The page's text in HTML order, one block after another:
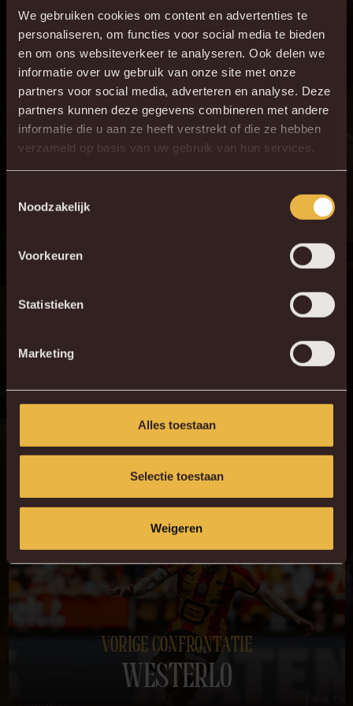
We gebruiken cookies om content en advertenties te
personaliseren, om functies voor social media te bieden
en om ons websiteverkeer te analyseren. Ook delen we
informatie over uw gebruik van onze site met onze
partners voor social media, adverteren en analyse. Deze
partners kunnen deze gegevens combineren met andere
informatie die u aan ze heeft verstrekt of die ze hebben
verzameld op basis van uw gebruik van hun services.
Noodzakelijk
Voorkeuren
Statistieken
Marketing
Alles toestaan
Selectie toestaan
Weigeren
29 B. Van den Eynden
21
77 P. Pflücke
17 R. Belghali
7 G. Hairemans
33 F. Hammar
20 L. Lauberbach
Vorige confrontatie
Op de 2e speeldag reisde KV Mechelen naar Westerlo voor
een moeilijke wedstrijd. Na een lastige eerste helft stond
de pauze was dat niet genoeg om de situatie om te keren. KV
Mechelen verliest met 2-4, en Westerlo neemt de drie punten
mee naar huis.
VORIGE CONFRONTATIE
WESTERLO